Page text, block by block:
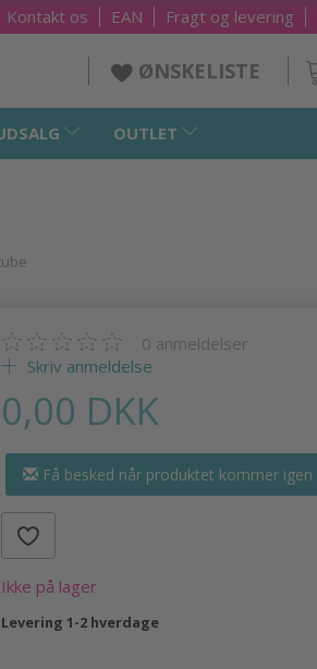
Fragt og levering
EAN
Kontakt os
ØNSKELISTE
OUTLET
0 anmeldelser
Skriv anmeldelse
0,00 DKK
Få besked når produktet kommer igen
Ikke på lager
Levering 1-2 hverdage